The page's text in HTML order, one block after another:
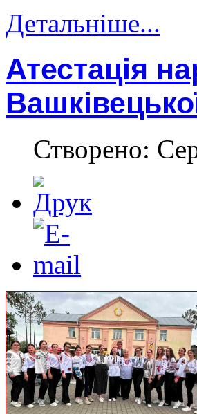
Детальніше...
Атестація
Створено: